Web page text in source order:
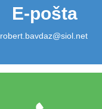
E-pošta
robert.bavdaz@siol.net